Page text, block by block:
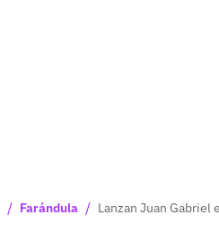
/ Farándula / Lanzan Juan Gabriel